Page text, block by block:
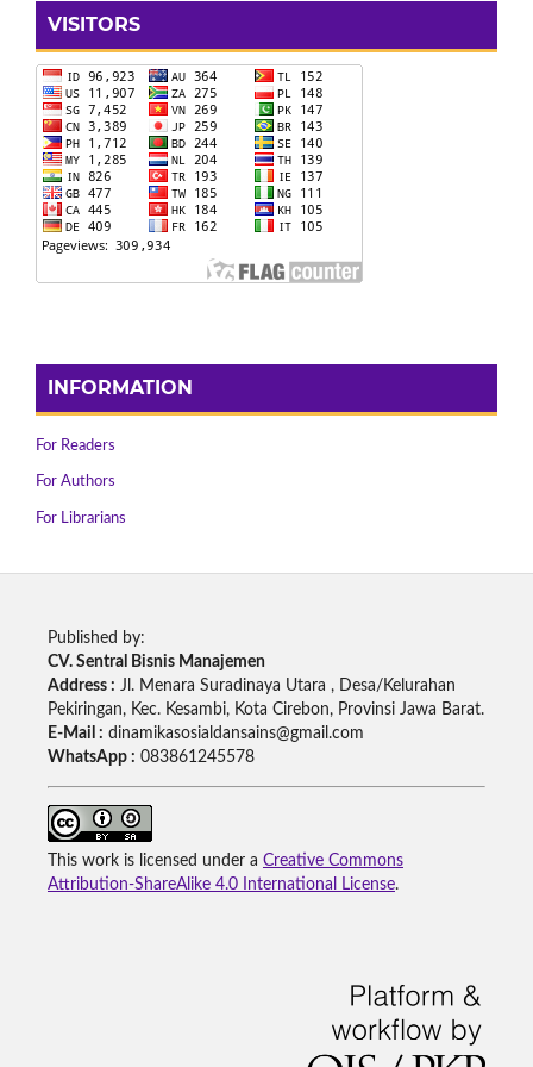
VISITORS
INFORMATION
For Readers
For Authors
For Librarians
Published by:
CV. Sentral Bisnis Manajemen
Address : Jl. Menara Suradinaya Utara , Desa/Kelurahan
Pekiringan, Kec. Kesambi, Kota Cirebon, Provinsi Jawa Barat.
E-Mail : dinamikasosialdansains@gmail.com
WhatsApp : 083861245578
This work is licensed under a Creative Commons
Attribution-ShareAlike 4.0 International License.